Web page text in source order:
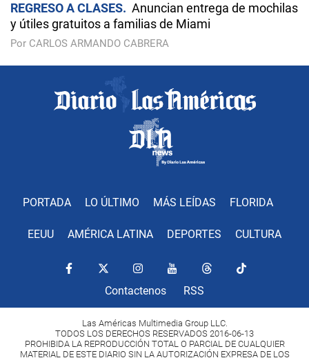
REGRESO A CLASES
Anuncian entrega de mochilas
y útiles gratuitos a familias de Miami
Por CARLOS ARMANDO CABRERA
PORTADA LO ÚLTIMO MÁS LEÍDAS FLORIDA
EEUU AMÉRICA LATINA DEPORTES CULTURA
Contactenos RSS
Las Américas Multimedia Group LLC.
TODOS LOS DERECHOS RESERVADOS 2016-06-13
PROHIBIDA LA REPRODUCCIÓN TOTAL O PARCIAL DE CUALQUIER
MATERIAL DE ESTE DIARIO SIN LA AUTORIZACIÓN EXPRESA DE LOS